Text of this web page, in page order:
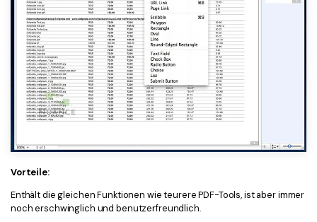
Vorteile:
Enthält die gleichen Funktionen wie teurere PDF-Tools, ist aber immer
noch erschwinglich und benutzerfreundlich.